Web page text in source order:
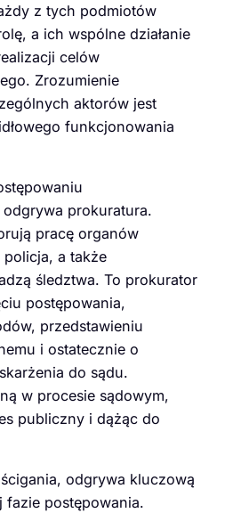
z tych podmiotów
a ich wspólne działanie
celów
Zrozumienie
aktorów jest
funkcjonowania
prokuratura.
pracę organów
a także
śledztwa. To prokurator
postępowania,
przedstawieniu
i ostatecznie o
do sądu.
w procesie sądowym,
publiczny i dążąc do
odgrywa kluczową
fazie postępowania.